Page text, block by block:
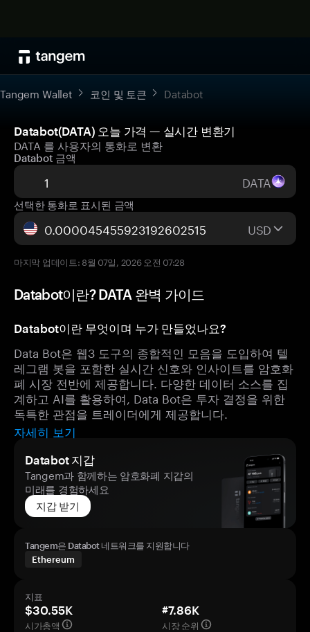
Tangem Wallet 코인 및 토큰 Databot
Databot(DATA) 오늘 가격 — 실시간 변환기
DATA 를 사용자의 통화로 변환
Databot 금액
DATA
선택한 통화로 표시된 금액
USD
마지막 업데이트: 8월 07일, 2026 오전 07:28
Databot이란? DATA 완벽 가이드
Databot이란 무엇이며 누가 만들었나요?
Data Bot은 웹3 도구의 종합적인 모음을 도입하여 텔
레그램 봇을 포함한 실시간 신호와 인사이트를 암호화
폐 시장 전반에 제공합니다. 다양한 데이터 소스를 집
계하고 AI를 활용하여, Data Bot은 투자 결정을 위한
독특한 관점을 트레이더에게 제공합니다.
자세히 보기
Databot 지갑
Tangem과 함께하는 암호화폐 지갑의
미래를 경험하세요
지갑 받기
Tangem은 Databot 네트워크를 지원합니다
Ethereum
지표
$30.55K
시가총액
#7.86K
시장 순위